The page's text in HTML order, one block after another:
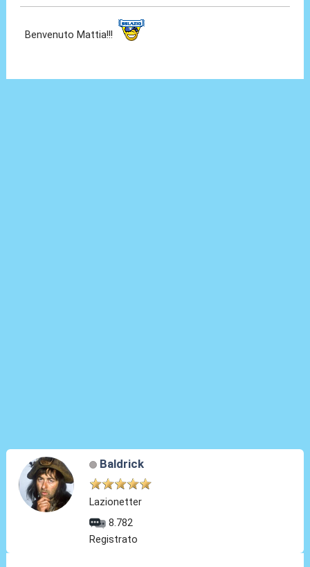
Benvenuto Mattia!!!
Baldrick
Lazionetter
8.782
Registrato